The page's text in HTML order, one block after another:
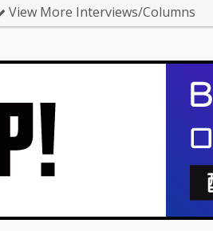
で未配信…
View More Interviews/Columns